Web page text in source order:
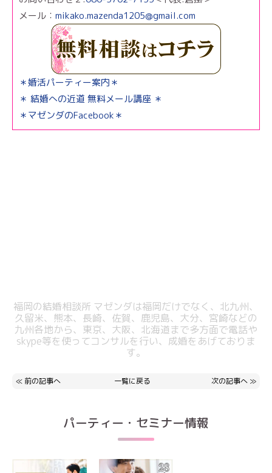
メール： mikako.mazenda1205@gmail.com
＊婚活パーティー案内＊
＊ 結婚への近道 無料メール講座 ＊
＊マゼンダのFacebook＊
福岡の結婚相談所 マゼンダは福岡だけでなく、北九州、
久留米、熊本、長崎、佐賀、鹿児島、大分、宮崎などの
九州各地から、東京、大阪、北海道まで多方面で電話や
skype等を使ってコンサルを行い、成婚をあげておりま
す。
≪ 前の記事へ 一覧に戻る 次の記事へ ≫
パーティー・セミナー情報